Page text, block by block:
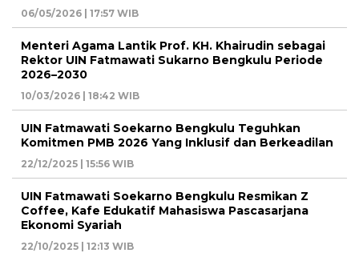
06/05/2026 | 17:57 WIB
Menteri Agama Lantik Prof. KH. Khairudin sebagai
Rektor UIN Fatmawati Sukarno Bengkulu Periode
2026–2030
10/03/2026 | 18:42 WIB
UIN Fatmawati Soekarno Bengkulu Teguhkan
Komitmen PMB 2026 Yang Inklusif dan Berkeadilan
22/12/2025 | 15:56 WIB
UIN Fatmawati Soekarno Bengkulu Resmikan Z
Coffee, Kafe Edukatif Mahasiswa Pascasarjana
Ekonomi Syariah
22/10/2025 | 12:13 WIB